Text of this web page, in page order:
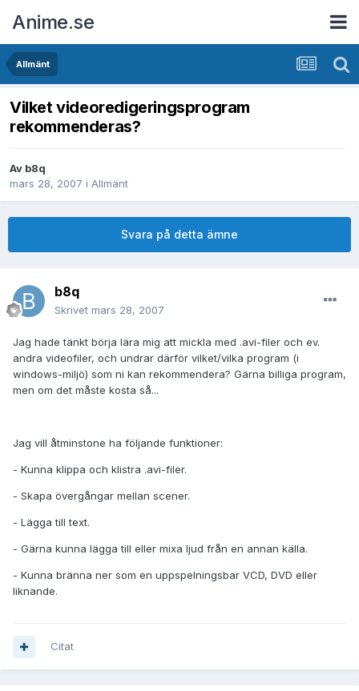
Anime.se
Allmänt
Vilket videoredigeringsprogram
rekommenderas?
Av b8q
mars 28, 2007 i Allmänt
Svara på detta ämne
b8q
Skrivet mars 28, 2007
Jag hade tänkt börja lära mig att mickla med .avi-filer och ev.
andra videofiler, och undrar därför vilket/vilka program (i
windows-miljö) som ni kan rekommendera? Gärna billiga program,
men om det måste kosta så...
Jag vill åtminstone ha följande funktioner:
- Kunna klippa och klistra .avi-filer.
- Skapa övergångar mellan scener.
- Lägga till text.
- Gärna kunna lägga till eller mixa ljud från en annan källa.
- Kunna bränna ner som en uppspelningsbar VCD, DVD eller
liknande.
Citat